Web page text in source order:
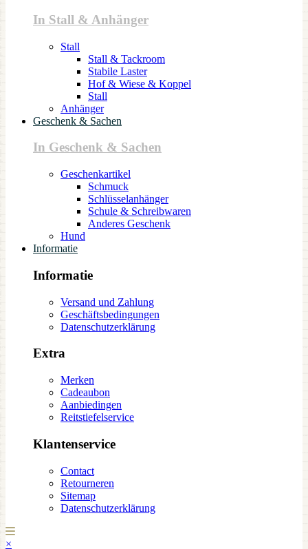
In Stall & Anhänger
Stall
Stall & Tackroom
Stabile Laster
Hof & Wiese & Koppel
Stall
Anhänger
Geschenk & Sachen
In Geschenk & Sachen
Geschenkartikel
Schmuck
Schlüsselanhänger
Schule & Schreibwaren
Anderes Geschenk
Hund
Informatie
Informatie
Versand und Zahlung
Geschäftsbedingungen
Datenschutzerklärung
Extra
Merken
Cadeaubon
Aanbiedingen
Reitstiefelservice
Klantenservice
Contact
Retourneren
Sitemap
Datenschutzerklärung
×